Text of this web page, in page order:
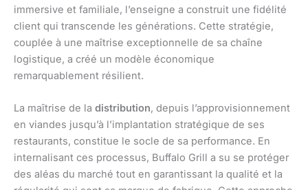
immersive et familiale, l’enseigne a construit une fidélité
client qui transcende les générations. Cette stratégie,
couplée à une maîtrise exceptionnelle de sa chaîne
logistique, a créé un modèle économique
remarquablement résilient.
La maîtrise de la distribution, depuis l’approvisionnement
en viandes jusqu’à l’implantation stratégique de ses
restaurants, constitue le socle de sa performance. En
internalisant ces processus, Buffalo Grill a su se protéger
des aléas du marché tout en garantissant la qualité et la